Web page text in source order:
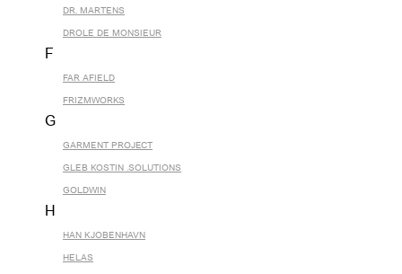
DR. MARTENS
DROLE DE MONSIEUR
F
FAR AFIELD
FRIZMWORKS
G
GARMENT PROJECT
GLEB KOSTIN .SOLUTIONS
GOLDWIN
H
HAN KJOBENHAVN
HELAS